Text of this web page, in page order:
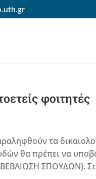
φοιτητές
τα
θα πρέπει να
ΒΕΒΑΙΩΣΗ ΣΠΟΥΔΩΝ).